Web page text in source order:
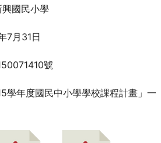
國民小學
7月31日
號
學年度國民中小學學校課程計畫」一